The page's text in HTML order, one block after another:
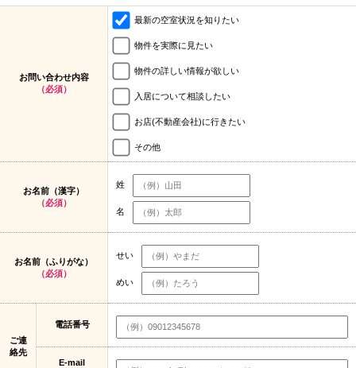
お問い合わせ内容
（必須）
最新の空室状況を知りたい
物件を実際に見たい
物件の詳しい情報が欲しい
入居について相談したい
お店(不動産会社)に行きたい
その他
お名前（漢字）
（必須）
姓
名
お名前（ふりがな）
（必須）
せい
めい
ご連
絡先
電話番号
E-mail